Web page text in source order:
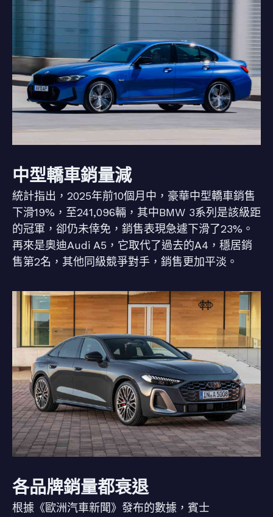
中型轎車銷量減
統計指出，2025年前10個月中，豪華中型轎車銷售
下滑19%，至241,096輛，其中BMW 3系列是該級距
的冠軍，卻仍未倖免，銷售表現急遽下滑了23%。
再來是奧迪Audi A5，它取代了過去的A4，穩居銷
售第2名，其他同級競爭對手，銷售更加平淡。
各品牌銷量都衰退
根據《歐洲汽車新聞》發布的數據，賓士